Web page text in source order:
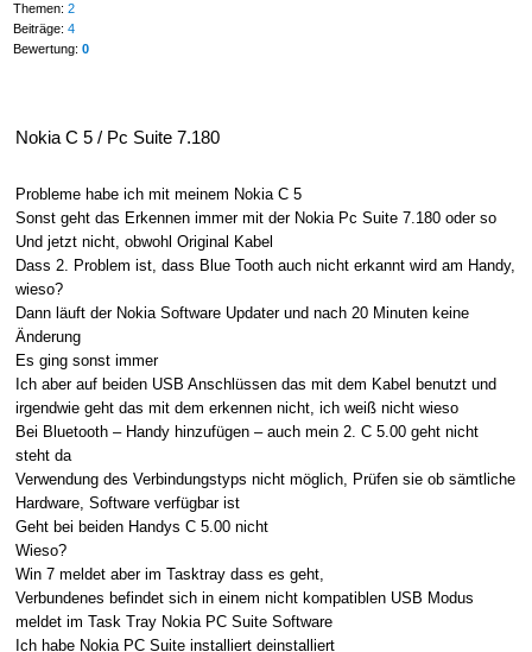
Themen: 2
Beiträge: 4
Bewertung: 0
Nokia C 5 / Pc Suite 7.180
Probleme habe ich mit meinem Nokia C 5
Sonst geht das Erkennen immer mit der Nokia Pc Suite 7.180 oder so
Und jetzt nicht, obwohl Original Kabel
Dass 2. Problem ist, dass Blue Tooth auch nicht erkannt wird am Handy,
wieso?
Dann läuft der Nokia Software Updater und nach 20 Minuten keine
Änderung
Es ging sonst immer
Ich aber auf beiden USB Anschlüssen das mit dem Kabel benutzt und
irgendwie geht das mit dem erkennen nicht, ich weiß nicht wieso
Bei Bluetooth – Handy hinzufügen – auch mein 2. C 5.00 geht nicht
steht da
Verwendung des Verbindungstyps nicht möglich, Prüfen sie ob sämtliche
Hardware, Software verfügbar ist
Geht bei beiden Handys C 5.00 nicht
Wieso?
Win 7 meldet aber im Tasktray dass es geht,
Verbundenes befindet sich in einem nicht kompatiblen USB Modus
meldet im Task Tray Nokia PC Suite Software
Ich habe Nokia PC Suite installiert deinstalliert